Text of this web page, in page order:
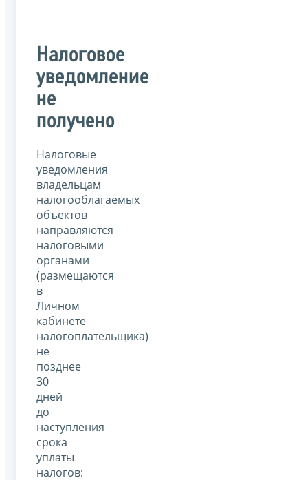
Налоговое
уведомление
не
получено
Налоговые
уведомления
владельцам
налогооблагаемых
объектов
направляются
налоговыми
органами
(размещаются
в
Личном
кабинете
налогоплательщика)
не
позднее
30
дней
до
наступления
срока
уплаты
налогов: